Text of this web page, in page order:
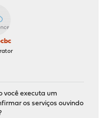
você executa um
os serviços ouvindo